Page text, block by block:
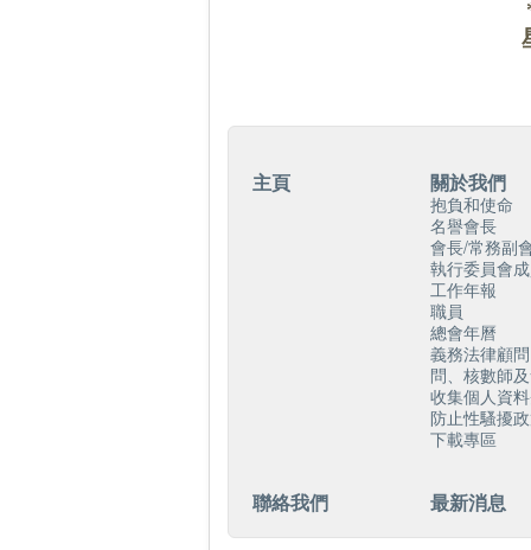
主頁 關於我們
抱負和使命
名譽會長
會長/常務副
執行委員會
工作年報
職員
總會年曆
義務法律顧
問、核數師
收集個人資
防止性騷擾
下載專區
聯絡我們 最新消息